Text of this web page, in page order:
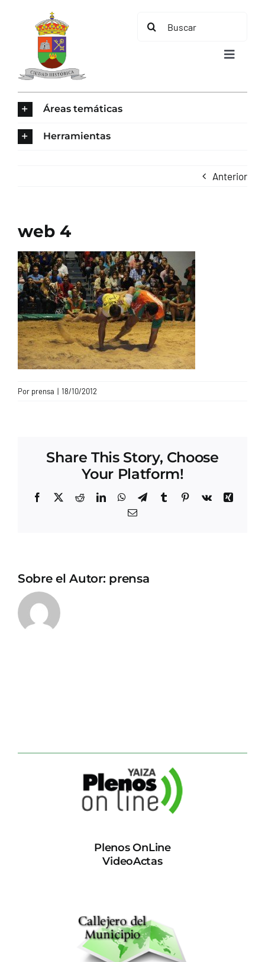
contenido
Buscar:
Toggle
CONTACTO
Áreas temáticas
Herramientas
Anterior
web 4
Por prensa | 18/10/2012
Share This Story, Choose
Your Platform!
Facebook
X RedditLinkedInWhatsApp
TelegramTumblrPinterest
Vk
Xing
Correo
Sobre el Autor: prensa
Plenos OnLine
VideoActas